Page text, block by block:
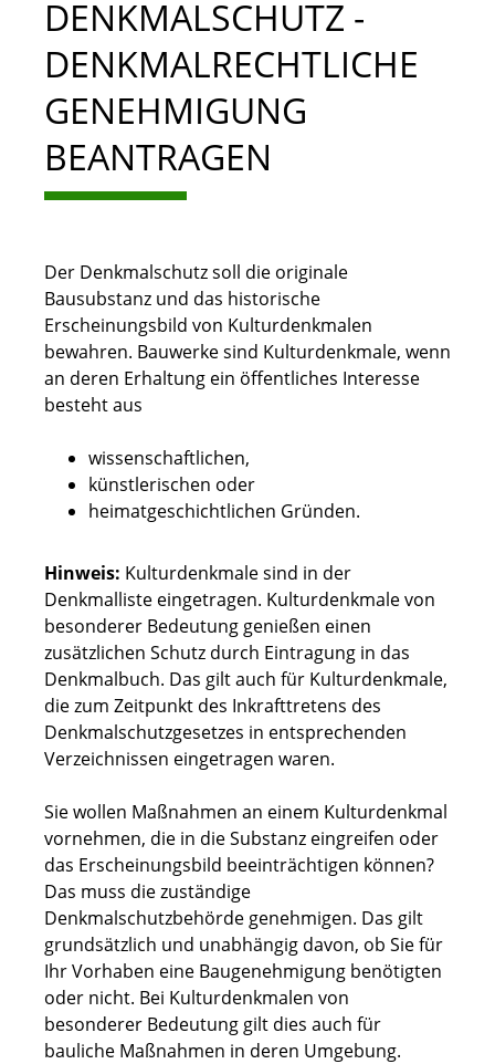
DENKMALSCHUTZ -
DENKMALRECHTLICHE
GENEHMIGUNG
BEANTRAGEN
Der Denkmalschutz soll die originale
Bausubstanz und das historische
Erscheinungsbild von Kulturdenkmalen
bewahren. Bauwerke sind Kulturdenkmale, wenn
an deren Erhaltung ein öffentliches Interesse
besteht aus
wissenschaftlichen,
künstlerischen oder
heimatgeschichtlichen Gründen.
Hinweis: Kulturdenkmale sind in der
Denkmalliste eingetragen. Kulturdenkmale von
besonderer Bedeutung genießen einen
zusätzlichen Schutz durch Eintragung in das
Denkmalbuch. Das gilt auch für Kulturdenkmale,
die zum Zeitpunkt des Inkrafttretens des
Denkmalschutzgesetzes in entsprechenden
Verzeichnissen eingetragen waren.
Sie wollen Maßnahmen an einem Kulturdenkmal
vornehmen, die in die Substanz eingreifen oder
das Erscheinungsbild beeinträchtigen können?
Das muss die zuständige
Denkmalschutzbehörde genehmigen. Das gilt
grundsätzlich und unabhängig davon, ob Sie für
Ihr Vorhaben eine Baugenehmigung benötigten
oder nicht. Bei Kulturdenkmalen von
besonderer Bedeutung gilt dies auch für
bauliche Maßnahmen in deren Umgebung.